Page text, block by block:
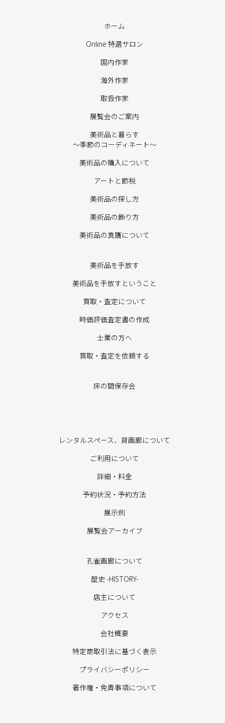
ホーム
Online 特選サロン
国内作家
海外作家
取扱作家
展覧会のご案内
美術品と暮らす
〜季節のコーディネート〜
美術品の購入について
アートと節税
美術品の探し方
美術品の飾り方
美術品の真贋について
美術品を手放す
美術品を手放すということ
買取・査定について
時価評価査定書の作成
士業の方へ
買取・査定を依頼する
床の間保存会
レンタルスペース、貸画廊について
ご利用について
詳細・料金
予約状況・予約方法
展示例
展覧会アーカイブ
孔雀画廊について
歴史 -HISTORY-
店主について
アクセス
会社概要
特定商取引法に基づく表示
プライバシーポリシー
著作権・免責事項について